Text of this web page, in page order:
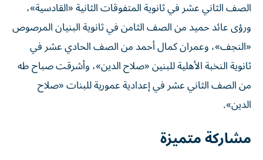
الصف الثاني عشر في ثانوية المتفوقات الثانية «القادسية»،
ورؤى عائد حميد من الصف الثامن في ثانوية البنيان المرصوص
«النجف»، وعمران كمال أحمد من الصف الحادي عشر في
ثانوية النخبة الأهلية للبنين «صلاح الدين»، وأشرقت صباح طه
من الصف الثاني عشر في إعدادية عمورية للبنات «صلاح
الدين».
مشاركة متميزة